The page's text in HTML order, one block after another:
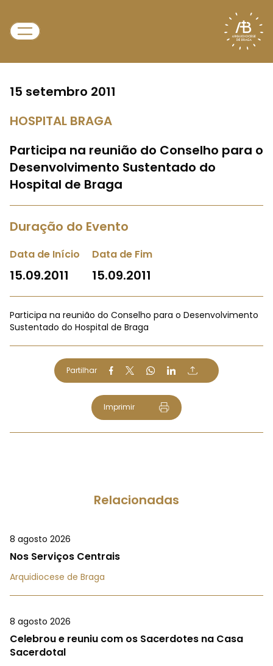
15 setembro 2011
HOSPITAL BRAGA
Participa na reunião do Conselho para o
Desenvolvimento Sustentado do
Hospital de Braga
Duração do Evento
Data de Início
15.09.2011
Data de Fim
15.09.2011
Participa na reunião do Conselho para o Desenvolvimento
Sustentado do Hospital de Braga
Partilhar
Imprimir
Relacionadas
8 agosto 2026
Nos Serviços Centrais
Arquidiocese de Braga
8 agosto 2026
Celebrou e reuniu com os Sacerdotes na Casa
Sacerdotal